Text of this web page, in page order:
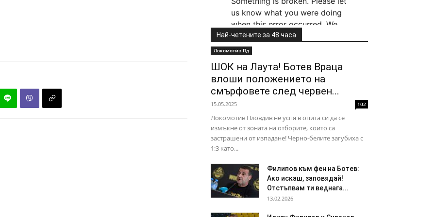
Най-четените за 48 часа
Локомотив Пд
ШОК на Лаута! Ботев Враца
влоши положението на
смърфовете след червен...
15.05.2025 102
Локомотив Пловдив не успя в опита си да се
измъкне от зоната на отборите, които са
застрашени от изпадане! Черно-белите загубиха с
1:3 като...
Филипов към фен на Ботев:
Ако искаш, заповядай!
Отстъпвам ти веднага...
13.02.2026